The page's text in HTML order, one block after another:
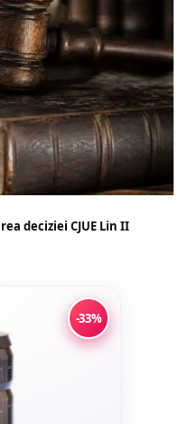
deciziei CJUE Lin II
-33%